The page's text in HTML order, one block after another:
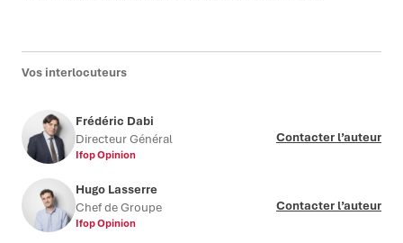
Vos interlocuteurs
Frédéric Dabi
Directeur Général
Ifop Opinion
Contacter l’auteur
Hugo Lasserre
Chef de Groupe
Ifop Opinion
Contacter l’auteur